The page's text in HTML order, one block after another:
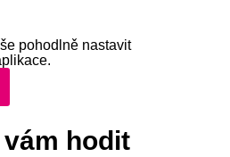
pohodlně nastavit
hodit